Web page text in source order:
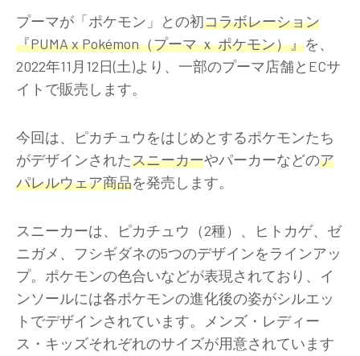
プーマが「ポケモン」との初コラボレーション
『PUMA x Pokémon（プーマ ｘ ポケモン）』を、
2022年11月12日(土)より、一部のプーマ店舗とECサ
イトで販売します。
今回は、ピカチュウをはじめとするポケモンたち
がデザインされたスニーカーやパーカーなどのア
パレルウェア商品を発売します。
スニーカーは、ピカチュウ（2種）、ヒトカゲ、ゼ
ニガメ、フシギダネの5つのデザインをラインアッ
プ。ポケモンの色合いなどが表現されており、イ
ンソールには各ポケモンの進化後の姿がシルエッ
トでデザインされています。メンズ・レディー
ス・キッズそれぞれのサイズが用意されています